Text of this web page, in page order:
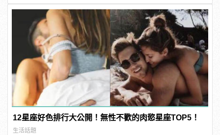
12星座好色排行大公開！無性不歡的肉慾星座TOP5！
生活話題